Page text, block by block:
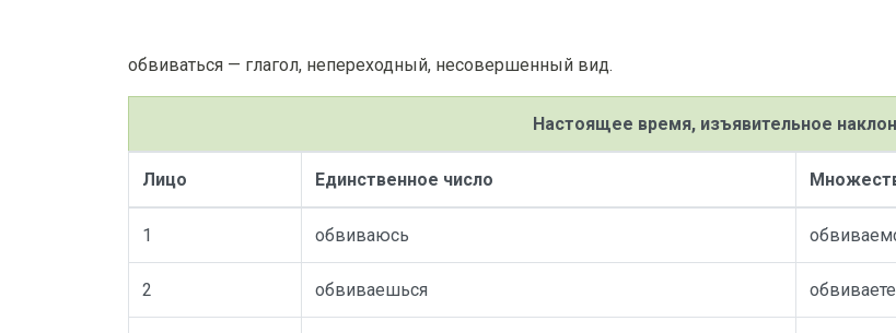
обвиваться — глагол, непереходный, несовершенный вид.
Настоящее время, изъявительное
Лицо Единственное число
1 обвиваюсь
2 обвиваешься